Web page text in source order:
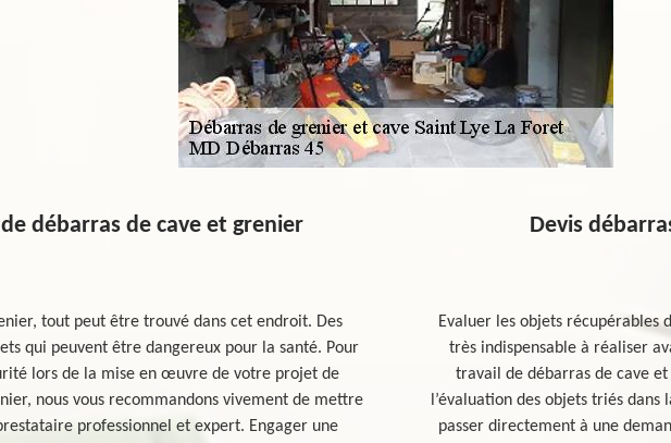
débarras de cave et grenier
tout peut être trouvé dans cet endroit. Des
qui peuvent être dangereux pour la santé. Pour
lors de la mise en œuvre de votre projet de
nous vous recommandons vivement de mettre
professionnel et expert. Engager une
Devis
Evaluer les objets récupérables
très indispensable à réaliser
travail de débarras de cave
l’évaluation des objets triés
passer directement à une